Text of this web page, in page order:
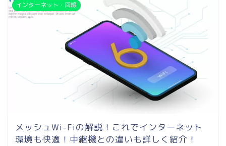
インターネット・回線
メッシュWi-Fiの解説！これでインターネット
環境も快適！中継機との違いも詳しく紹介！